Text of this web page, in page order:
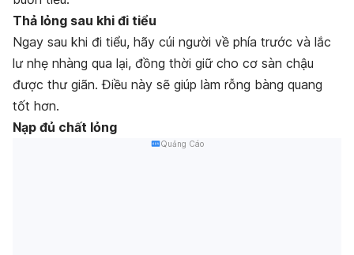
Thả lỏng sau khi đi tiểu
Ngay sau khi đi tiểu, hãy cúi người về phía trước và lắc
lư nhẹ nhàng qua lại, đồng thời giữ cho cơ sàn chậu
được thư giãn. Điều này sẽ giúp làm rỗng bàng quang
tốt hơn.
Nạp đủ chất lỏng
Quảng Cáo